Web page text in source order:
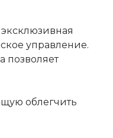
управление.
позволяет
облегчить